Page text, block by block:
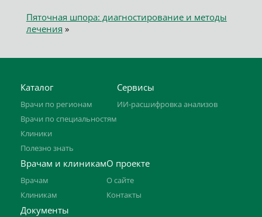
Пяточная шпора: диагностирование и методы
лечения »
Каталог
Врачи по регионам
Врачи по специальностям
Клиники
Полезно знать
Сервисы
ИИ-расшифровка анализов
Врачам и клиникам
Врачам
Клиникам
О проекте
О сайте
Контакты
Документы